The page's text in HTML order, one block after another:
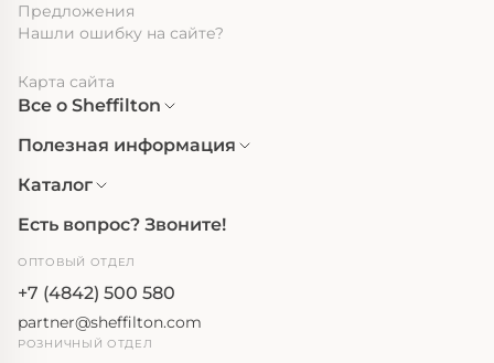
Предложения
Нашли ошибку на сайте?
Карта сайта
Все о Sheffilton
Полезная информация
Каталог
Есть вопрос? Звоните!
ОПТОВЫЙ ОТДЕЛ
+7 (4842) 500 580
partner@sheffilton.com
РОЗНИЧНЫЙ ОТДЕЛ